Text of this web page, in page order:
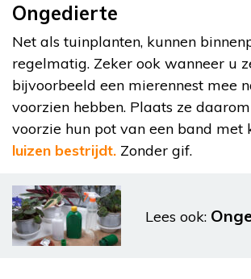
Ongedierte
Net als tuinplanten, kunnen
regelmatig. Zeker ook wanneer u
bijvoorbeeld een mierennest mee
voorzien hebben. Plaats ze
voorzie hun pot van een band
luizen bestrijdt. Zonder gif.
Lees ook: